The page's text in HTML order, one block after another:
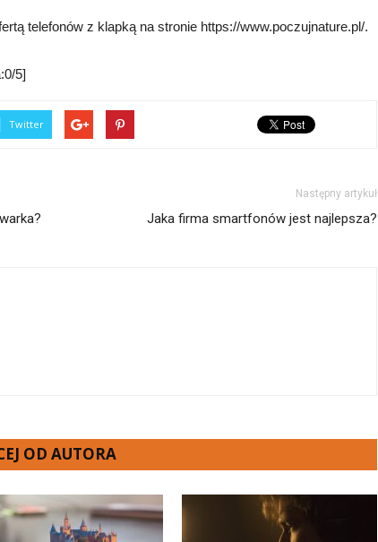
telefonów z klapką na stronie https://www.poczujnature.pl/.
5]
Twitter
Następny artykuł
Jaka firma smartfonów jest najlepsza?
OD AUTORA